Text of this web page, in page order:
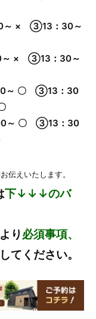
～ × ③13：30～
～ × ③13：30～
～ 〇 ③13：30
～ 〇 ③13：30
伝えいたします。
下↓↓↓のバ
り 必須事項、
してください。